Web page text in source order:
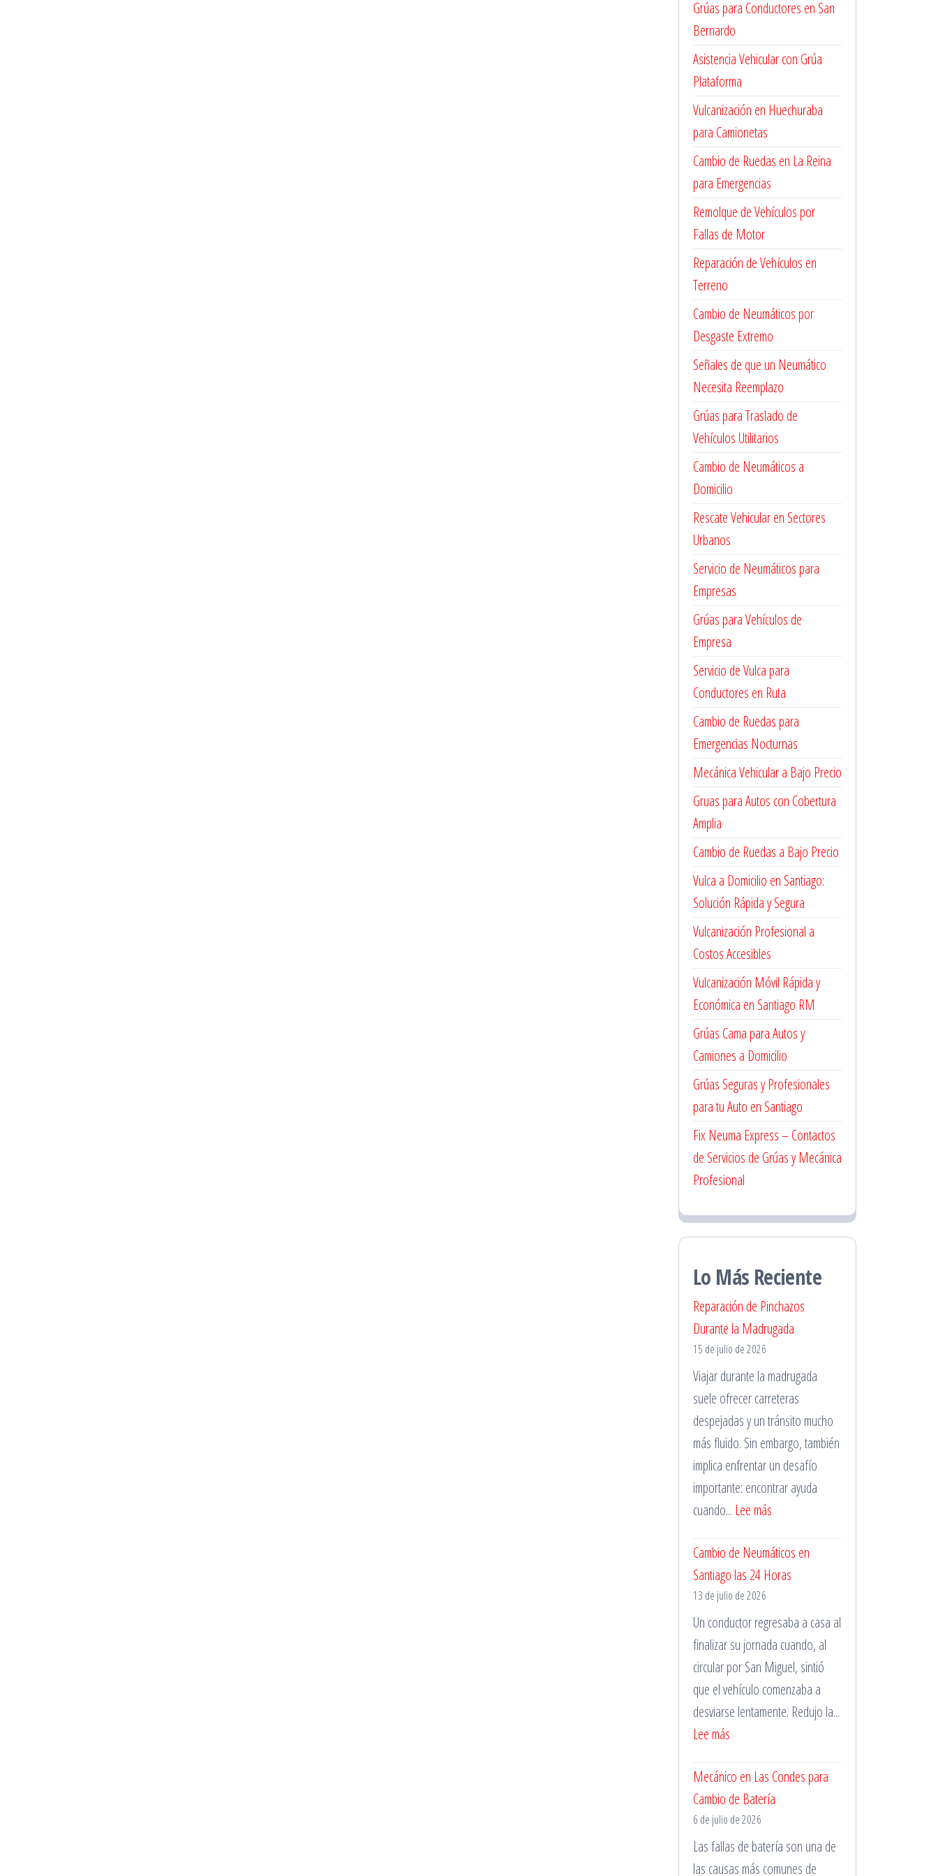
Grúas para Conductores en San
Bernardo
Asistencia Vehicular con Grúa
Plataforma
Vulcanización en Huechuraba
para Camionetas
Cambio de Ruedas en La Reina
para Emergencias
Remolque de Vehículos por
Fallas de Motor
Reparación de Vehículos en
Terreno
Cambio de Neumáticos por
Desgaste Extremo
Señales de que un Neumático
Necesita Reemplazo
Grúas para Traslado de
Vehículos Utilitarios
Cambio de Neumáticos a
Domicilio
Rescate Vehicular en Sectores
Urbanos
Servicio de Neumáticos para
Empresas
Grúas para Vehículos de
Empresa
Servicio de Vulca para
Conductores en Ruta
Cambio de Ruedas para
Emergencias Nocturnas
Mecánica Vehicular a Bajo Precio
Gruas para Autos con Cobertura
Amplia
Cambio de Ruedas a Bajo Precio
Vulca a Domicilio en Santiago:
Solución Rápida y Segura
Vulcanización Profesional a
Costos Accesibles
Vulcanización Móvil Rápida y
Económica en Santiago RM
Grúas Cama para Autos y
Camiones a Domicilio
Grúas Seguras y Profesionales
para tu Auto en Santiago
Fix Neuma Express – Contactos
de Servicios de Grúas y Mecánica
Profesional
Lo Más Reciente
Reparación de Pinchazos
Durante la Madrugada
15 de julio de 2026
Viajar durante la madrugada
suele ofrecer carreteras
despejadas y un tránsito mucho
más fluido. Sin embargo, también
implica enfrentar un desafío
importante: encontrar ayuda
cuando... Lee más
de
Pinchazos
la
Madrugada
Cambio de Neumáticos en
Santiago las 24 Horas
13 de julio de 2026
Un conductor regresaba a casa al
finalizar su jornada cuando, al
circular por San Miguel, sintió
que el vehículo comenzaba a
desviarse lentamente. Redujo la...
Lee más
de
Neumáticos
en
Santiago
las
Mecánico en Las Condes para
Cambio de Batería
6 de julio de 2026
Las fallas de batería son una de
las causas más comunes de